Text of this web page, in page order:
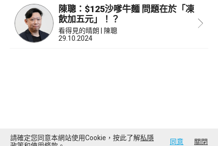
陳聰：$125沙嗲牛麵 問題在於「凍
飲加五元」！？
看得見的晴朗 | 陳聰
29.10.2024
請確定您同意本網站使用Cookie，按此了解私隱
同意 關閉